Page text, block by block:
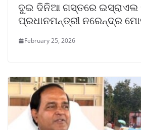
ଦୁଇ ଦିନିଆ ଗସ୍ତରେ ଇସ୍ରାଏଲ
ପ୍ରଧାନମନ୍ତ୍ରୀ ନରେନ୍ଦ୍ର
February 25, 2026